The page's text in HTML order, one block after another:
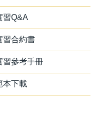
習Q&A
習合約書
習參考手冊
本下載